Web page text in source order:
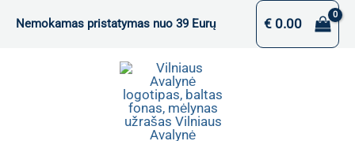
Nemokamas pristatymas nuo 39 Eurų €0.00